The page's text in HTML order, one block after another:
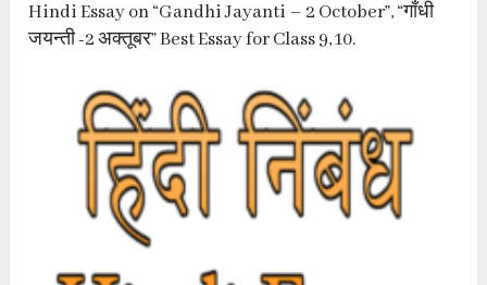
Hindi Essay on “Gandhi Jayanti – 2 October”, “गाँधी
जयन्ती -2 अक्तूबर” Best Essay for Class 9, 10.